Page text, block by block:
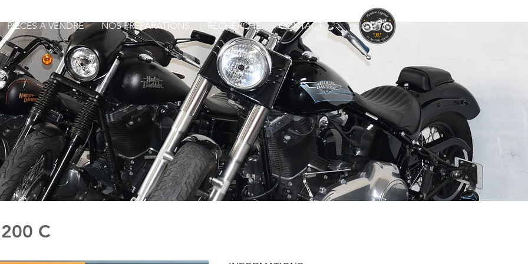
PIECES A VENDRE NOS PREPARATIONS RECHERCHE CONTACT
C